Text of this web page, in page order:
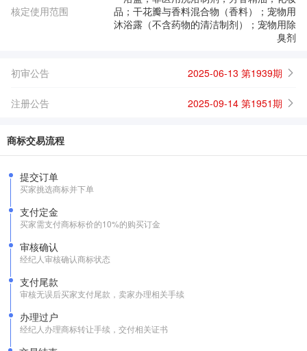
核定使用范围
品；干花瓣与香料混合物（香料）；宠物用
沐浴露（不含药物的清洁制剂）；宠物用除
臭剂
初审公告 2025-06-13 第1939期
注册公告 2025-09-14 第1951期
商标交易流程
提交订单
买家挑选商标并下单
支付定金
买家需支付商标标价的10%的购买订金
审核确认
经纪人审核确认商标状态
支付尾款
审核无误后买家支付尾款，卖家办理相关手续
办理过户
经纪人办理商标转让手续，交付相关证书